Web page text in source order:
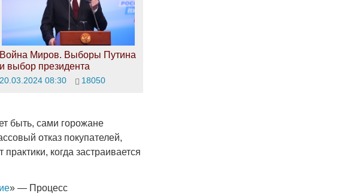
Война Миров. Выборы Путина
и выбор президента
20.03.2024 08:30 18050
быть, сами горожане
отказ покупателей,
когда застраивается
» — Процесс